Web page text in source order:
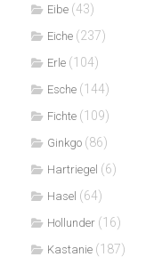
Eibe (43)
Eiche (237)
Erle (104)
Esche (144)
Fichte (109)
Ginkgo (86)
Hartriegel (6)
Hasel (64)
Hollunder (16)
Kastanie (187)